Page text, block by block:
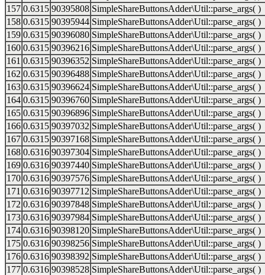
157 0.6315 90395808 SimpleShareButtonsAdder\Util::parse_args( )
158 0.6315 90395944 SimpleShareButtonsAdder\Util::parse_args( )
159 0.6315 90396080 SimpleShareButtonsAdder\Util::parse_args( )
160 0.6315 90396216 SimpleShareButtonsAdder\Util::parse_args( )
161 0.6315 90396352 SimpleShareButtonsAdder\Util::parse_args( )
162 0.6315 90396488 SimpleShareButtonsAdder\Util::parse_args( )
163 0.6315 90396624 SimpleShareButtonsAdder\Util::parse_args( )
164 0.6315 90396760 SimpleShareButtonsAdder\Util::parse_args( )
165 0.6315 90396896 SimpleShareButtonsAdder\Util::parse_args( )
166 0.6315 90397032 SimpleShareButtonsAdder\Util::parse_args( )
167 0.6315 90397168 SimpleShareButtonsAdder\Util::parse_args( )
168 0.6316 90397304 SimpleShareButtonsAdder\Util::parse_args( )
169 0.6316 90397440 SimpleShareButtonsAdder\Util::parse_args( )
170 0.6316 90397576 SimpleShareButtonsAdder\Util::parse_args( )
171 0.6316 90397712 SimpleShareButtonsAdder\Util::parse_args( )
172 0.6316 90397848 SimpleShareButtonsAdder\Util::parse_args( )
173 0.6316 90397984 SimpleShareButtonsAdder\Util::parse_args( )
174 0.6316 90398120 SimpleShareButtonsAdder\Util::parse_args( )
175 0.6316 90398256 SimpleShareButtonsAdder\Util::parse_args( )
176 0.6316 90398392 SimpleShareButtonsAdder\Util::parse_args( )
177 0.6316 90398528 SimpleShareButtonsAdder\Util::parse_args( )